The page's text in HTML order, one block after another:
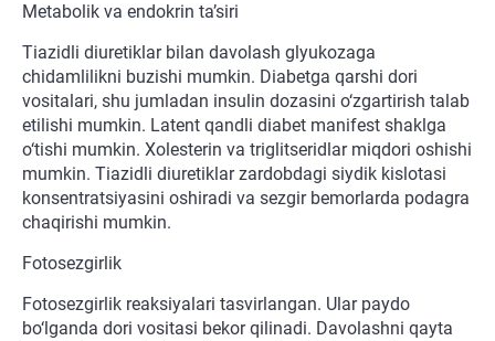
Metabolik va endokrin ta’siri
Tiazidli diuretiklar bilan davolash glyukozaga
chidamlilikni buzishi mumkin. Diabetga qarshi dori
vositalari, shu jumladan insulin dozasini o‘zgartirish talab
etilishi mumkin. Latent qandli diabet manifest shaklga
o‘tishi mumkin. Xolesterin va triglitseridlar miqdori oshishi
mumkin. Tiazidli diuretiklar zardobdagi siydik kislotasi
konsentratsiyasini oshiradi va sezgir bemorlarda podagra
chaqirishi mumkin.
Fotosezgirlik
Fotosezgirlik reaksiyalari tasvirlangan. Ular paydo
bo‘lganda dori vositasi bekor qilinadi. Davolashni qayta